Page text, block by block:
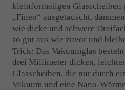
kleinformatigen Glasscheiben
„Fineo“ ausgetauscht,
wie dicke und schwere
so gut aus wie zuvor und
Trick: Das Vakuumglas
drei Millimeter dicken,
Glasscheiben, die nur durch
Vakuum und eine Nano-